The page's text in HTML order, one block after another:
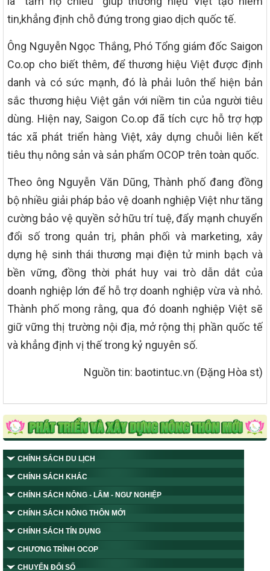
tin,khẳng định chỗ đứng trong giao dịch quốc tế.
Ông Nguyễn Ngọc Thắng, Phó Tổng giám đốc Saigon
Co.op cho biết thêm, để thương hiệu Việt được định
danh và có sức mạnh, đó là phải luôn thể hiện bản
sắc thương hiệu Việt gắn với niềm tin của người tiêu
dùng. Hiện nay, Saigon Co.op đã tích cực hỗ trợ hợp
tác xã phát triển hàng Việt, xây dựng chuỗi liên kết
tiêu thụ nông sản và sản phẩm OCOP trên toàn quốc.
Theo ông Nguyễn Văn Dũng, Thành phố đang đồng
bộ nhiều giải pháp bảo vệ doanh nghiệp Việt như tăng
cường bảo vệ quyền sở hữu trí tuệ, đẩy mạnh chuyển
đổi số trong quản trị, phân phối và marketing, xây
dựng hệ sinh thái thương mại điện tử minh bạch và
bền vững, đồng thời phát huy vai trò dẫn dắt của
doanh nghiệp lớn để hỗ trợ doanh nghiệp vừa và nhỏ.
Thành phố mong rằng, qua đó doanh nghiệp Việt sẽ
giữ vững thị trường nội địa, mở rộng thị phần quốc tế
và khẳng định vị thế trong kỷ nguyên số.
Nguồn tin: baotintuc.vn (Đặng Hòa st)
CHÍNH SÁCH DU LỊCH
CHÍNH SÁCH KHÁC
CHÍNH SÁCH NÔNG - LÂM - NGƯ NGHIỆP
CHÍNH SÁCH NÔNG THÔN MỚI
CHÍNH SÁCH TÍN DỤNG
CHƯƠNG TRÌNH OCOP
CHUYỂN ĐỔI SỐ